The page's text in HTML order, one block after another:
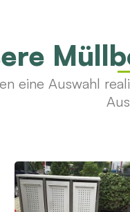
eine Auswahl